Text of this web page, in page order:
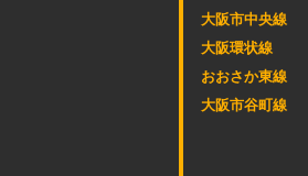
大阪市中央線
大阪環状線
おおさか東線
大阪市谷町線